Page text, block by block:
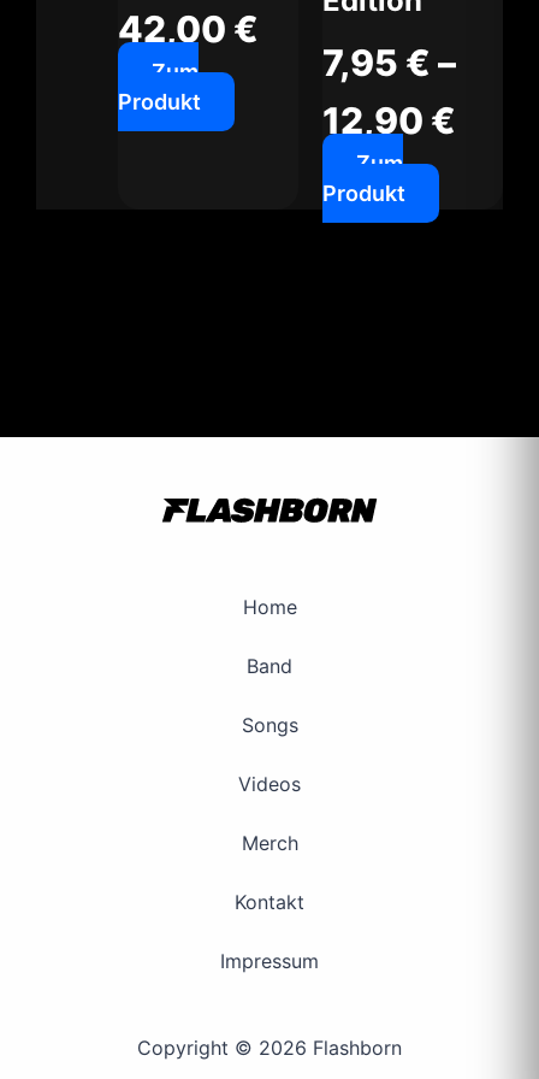
42,00 €
Zum
Produkt
gewählt
werden
7,95 € –
12,90 €
Zum
Produkt
Home
Band
Songs
Videos
Merch
Kontakt
Impressum
Copyright © 2026 Flashborn